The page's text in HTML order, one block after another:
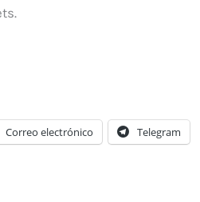
Correo electrónico Telegram